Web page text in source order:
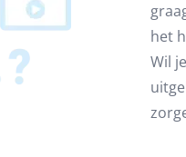
het
Wil